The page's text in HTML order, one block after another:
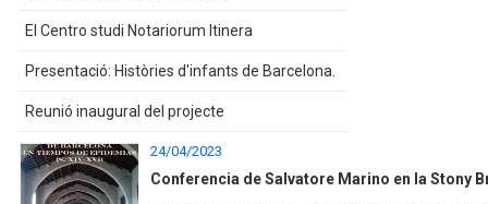
El Centro studi Notariorum Itinera
Presentació: Històries d'infants de Barcelona.
Reunió inaugural del projecte
24/04/2023
Conferencia de Salvatore Marino en la Stony